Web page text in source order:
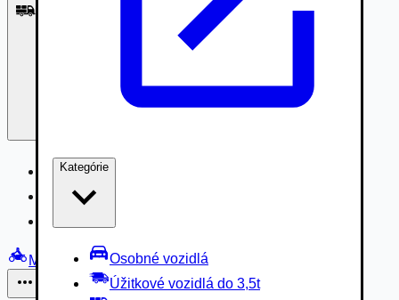
Kategórie
Osobné vozidlá
Úžitkové vozidlá do 3,5t
Nákladné vozidlá 3,5 - 7,5t
Nákladné vozidlá nad 7,5t
Motocykle